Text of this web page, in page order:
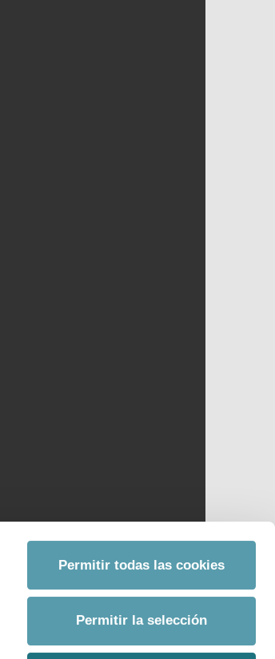
Permitir todas las cookies
Permitir la selección